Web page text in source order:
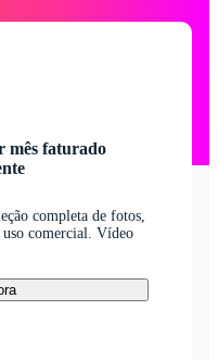
mês faturado
completa de fotos,
uso comercial. Vídeo